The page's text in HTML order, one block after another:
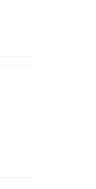
сообществами,
- P2P
С xRocket
каналы — всё через
xRocket
для массового